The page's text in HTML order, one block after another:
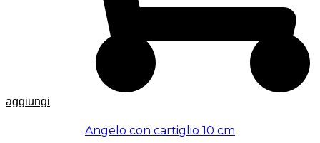
aggiungi
Angelo con cartiglio 10 cm